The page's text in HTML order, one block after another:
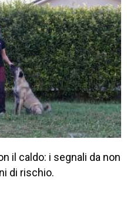
il caldo: i segnali da non
di rischio.